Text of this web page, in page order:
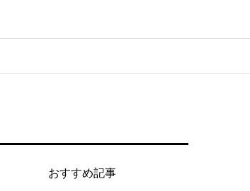
おすすめ記事